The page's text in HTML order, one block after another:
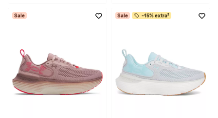
Sale Sale -15% extra²